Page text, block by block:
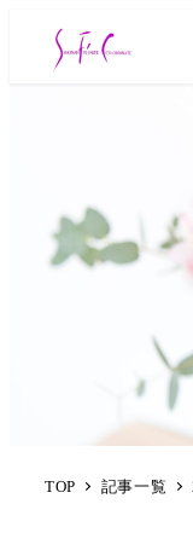
TOP 記事一覧